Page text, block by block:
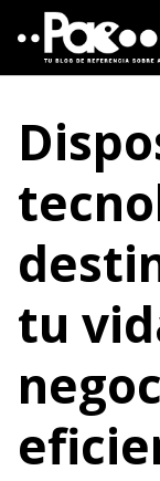
Saltar
contenido
tu